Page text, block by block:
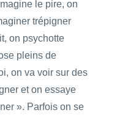
le pire, on
trépigner
on psychotte
pleins de
on va voir sur des
et on essaye
». Parfois on se